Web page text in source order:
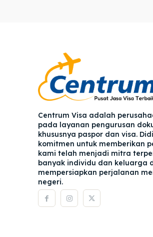
Centrum Visa adalah
pada layanan pengurusan
khususnya paspor dan visa.
komitmen untuk memberikan
kami telah menjadi mitra
banyak individu dan keluarga
mempersiapkan perjalanan
negeri.